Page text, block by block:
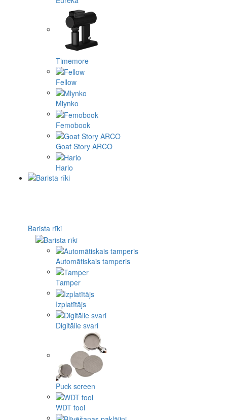
Timemore
Fellow
Mlynko
Femobook
Goat Story ARCO
Hario
Barista rīki
Automātiskais tamperis
Tamper
Izplatītājs
Digitālie svari
Puck screen
WDT tool